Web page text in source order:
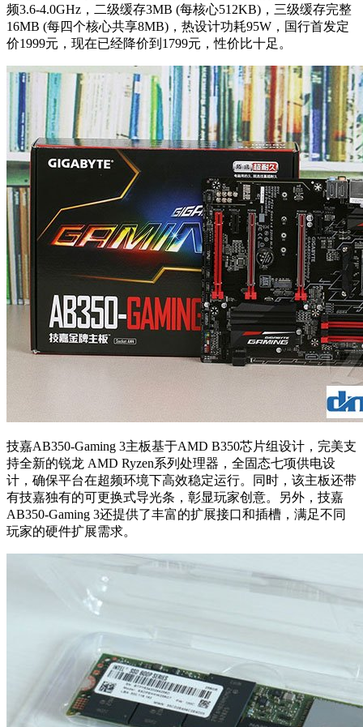
频3.6-4.0GHz，二级缓存3MB (每核心512KB)，三级缓存完整
16MB (每四个核心共享8MB)，热设计功耗95W，国行首发定
价1999元，现在已经降价到1799元，性价比十足。
技嘉AB350-Gaming 3主板基于AMD B350芯片组设计，完美支
持全新的锐龙 AMD Ryzen系列处理器，全固态七项供电设
计，确保平台在超频环境下高效稳定运行。同时，该主板还带
有技嘉独有的可更换式导光条，彰显玩家创意。另外，技嘉
AB350-Gaming 3还提供了丰富的扩展接口和插槽，满足不同
玩家的硬件扩展需求。